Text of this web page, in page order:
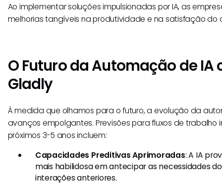
Ao implementar soluções impulsionadas por IA, as
melhorias tangíveis na produtividade e na satisfação do
O Futuro da Automação de IA
Gladly
À medida que olhamos para o futuro, a evolução da
avanços empolgantes. Previsões para fluxos de trabalho
próximos 3-5 anos incluem:
Capacidades Preditivas Aprimoradas: A IA
mais habilidosa em antecipar as necessidades
interações anteriores.